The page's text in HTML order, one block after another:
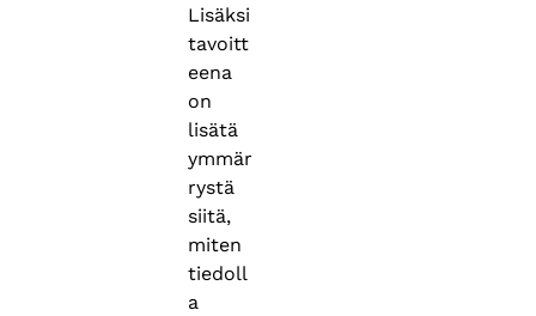
Lisäksi
tavoitt
eena
on
lisätä
ymmär
rystä
siitä,
miten
tiedoll
a